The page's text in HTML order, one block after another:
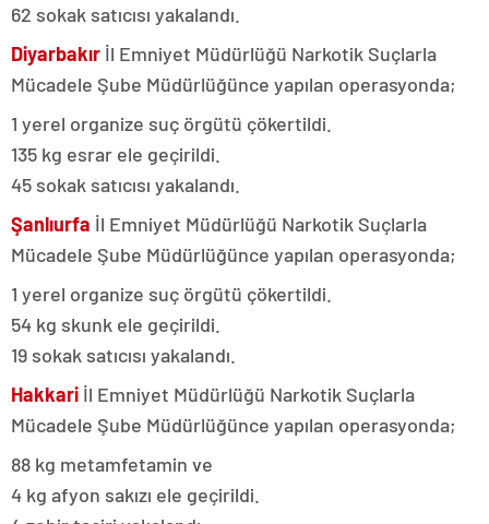
62 sokak satıcısı yakalandı.
Diyarbakır İl Emniyet Müdürlüğü Narkotik Suçlarla
Mücadele Şube Müdürlüğünce yapılan operasyonda;
1 yerel organize suç örgütü çökertildi.
135 kg esrar ele geçirildi.
45 sokak satıcısı yakalandı.
Şanlıurfa İl Emniyet Müdürlüğü Narkotik Suçlarla
Mücadele Şube Müdürlüğünce yapılan operasyonda;
1 yerel organize suç örgütü çökertildi.
54 kg skunk ele geçirildi.
19 sokak satıcısı yakalandı.
Hakkari İl Emniyet Müdürlüğü Narkotik Suçlarla
Mücadele Şube Müdürlüğünce yapılan operasyonda;
88 kg metamfetamin ve
4 kg afyon sakızı ele geçirildi.